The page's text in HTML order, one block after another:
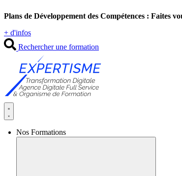
au
Plans de Développement des Compétences : Faites
+ d'infos
Rechercher une formation
Nos Formations